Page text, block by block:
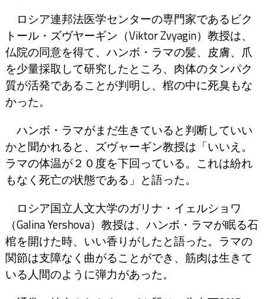
ロシア連邦法医学センターの専門家であるビク
トール・ズヴヤーギン（Viktor Zvyagin）教授は、
仏院の同意を得て、ハンボ・ラマの髪、皮膚、爪
を少量採取して研究したところ、肉体のタンパク
質が活発であることが判明し、棺の中に死臭もな
かった。
ハンボ・ラマがまだ生きていると判断していい
かと聞かれると、ズヴャーギン教授は「いいえ。
ラマの体温が２０度を下回っている。これは紛れ
もなく死亡の状態である」と語った。
ロシア国立人文大学のガリナ・イェルショワ
（Galina Yershova）教授は、ハンボ・ラマが眠る石
棺を開けた時、いい香りがしたと語った。ラマの
関節は支障なく曲がることができ、筋肉は生きて
いる人間のように弾力があった。